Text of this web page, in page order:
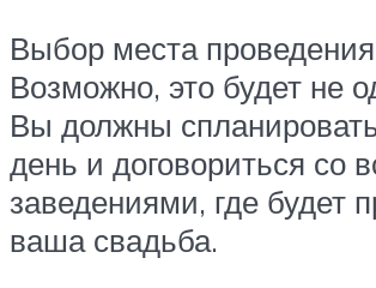
Выбор места
Возможно, это будет не
Вы должны
день и договориться со
заведениями, где будет
ваша свадьба.